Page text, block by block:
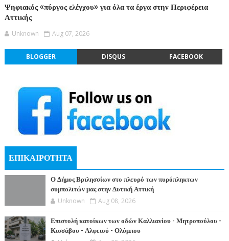
Ψηφιακός «πύργος ελέγχου» για όλα τα έργα στην Περιφέρεια
Αττικής
Unknown Aug 07, 2026
BLOGGER DISQUS FACEBOOK
ΕΠΙΚΑΙΡΟΤΗΤΑ
Ο Δήμος Βριλησσίων στο πλευρό των πυρόπληκτων
συμπολιτών μας στην Δυτική Αττική
Unknown Aug 08, 2026
Επιστολή κατοίκων των οδών Καλλιανίου - Μητροπούλου -
Κισσάβου - Αλφειού - Ολύμπου